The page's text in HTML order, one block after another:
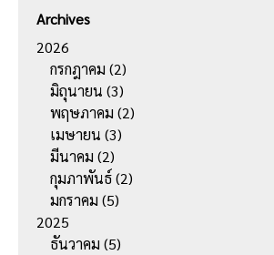
Archives
2026
กรกฎาคม (2)
มิถุนายน (3)
พฤษภาคม (2)
เมษายน (3)
มีนาคม (2)
กุมภาพันธ์(2)
มกราคม (5)
2025
ธันวาคม (5)